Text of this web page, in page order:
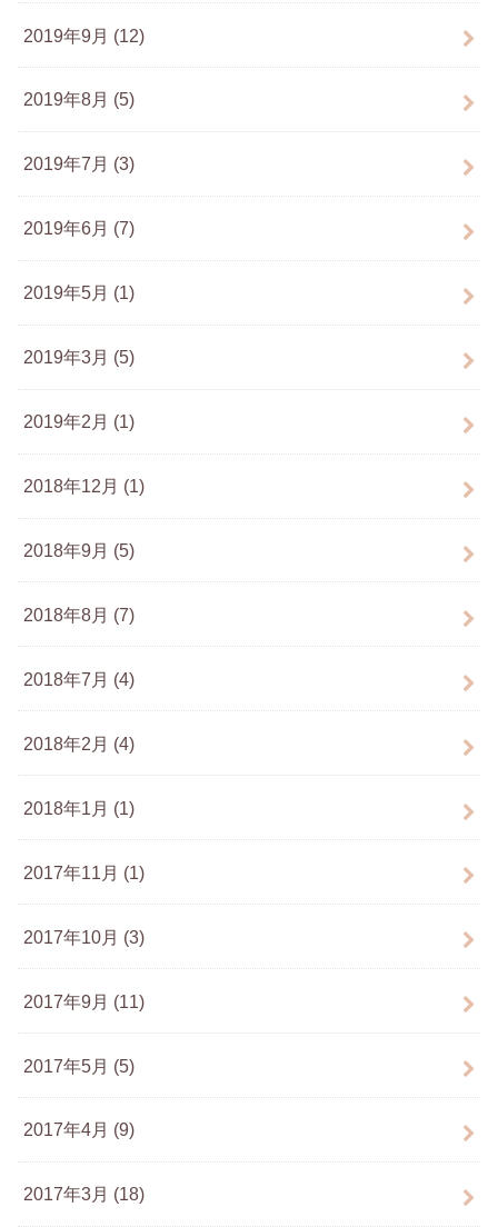
2019年9月 (12)
2019年8月 (5)
2019年7月 (3)
2019年6月 (7)
2019年5月 (1)
2019年3月 (5)
2019年2月 (1)
2018年12月 (1)
2018年9月 (5)
2018年8月 (7)
2018年7月 (4)
2018年2月 (4)
2018年1月 (1)
2017年11月 (1)
2017年10月 (3)
2017年9月 (11)
2017年5月 (5)
2017年4月 (9)
2017年3月 (18)